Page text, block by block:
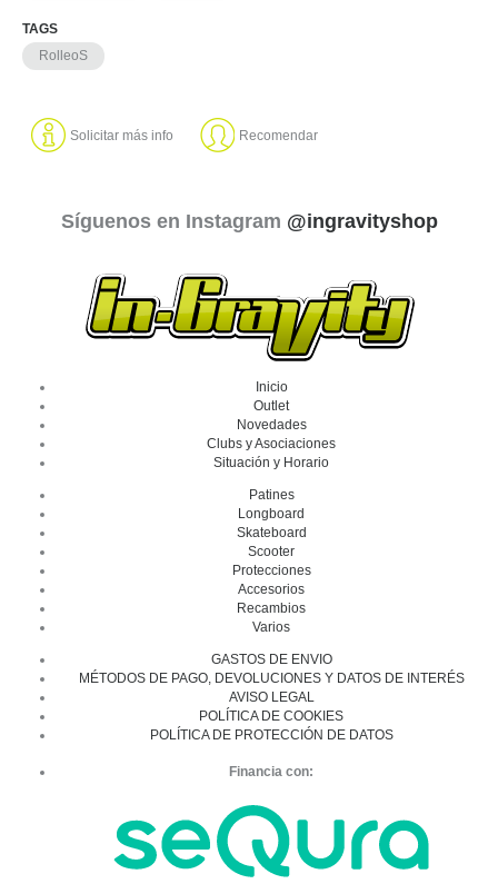
TAGS
RolleoS
Solicitar más info Recomendar
Síguenos en Instagram @ingravityshop
Inicio
Outlet
Novedades
Clubs y Asociaciones
Situación y Horario
Patines
Longboard
Skateboard
Scooter
Protecciones
Accesorios
Recambios
Varios
GASTOS DE ENVIO
MÉTODOS DE PAGO, DEVOLUCIONES Y DATOS DE INTERÉS
AVISO LEGAL
POLÍTICA DE COOKIES
POLÍTICA DE PROTECCIÓN DE DATOS
Financia con: